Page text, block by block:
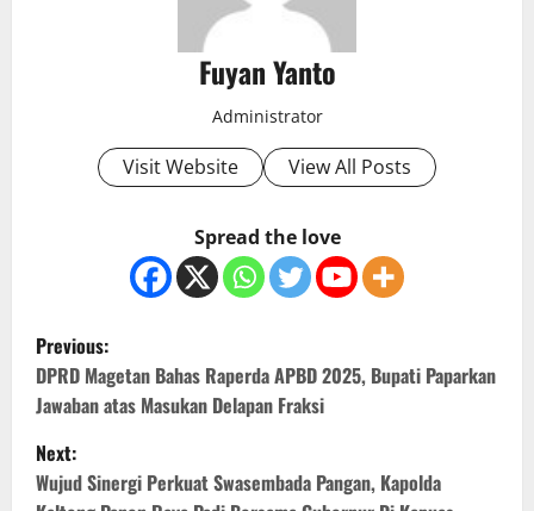
Fuyan Yanto
Administrator
Visit Website View All Posts
Spread the love
P
o
s
t
Previous:
DPRD Magetan Bahas Raperda APBD 2025, Bupati Paparkan
Jawaban atas Masukan Delapan Fraksi
Next:
Wujud Sinergi Perkuat Swasembada Pangan, Kapolda